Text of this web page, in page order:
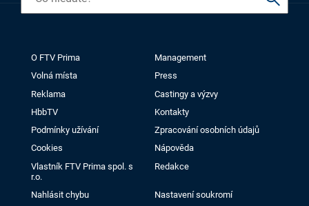
O FTV Prima
Management
Volná místa
Press
Reklama
Castingy a výzvy
HbbTV
Kontakty
Podmínky užívání
Zpracování osobních údajů
Cookies
Nápověda
Vlastník FTV Prima spol. s
r.o.
Redakce
Nahlásit chybu Nastavení soukromí